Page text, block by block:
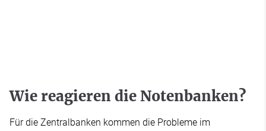
Wie reagieren die Notenbanken?
Für die Zentralbanken kommen die Probleme im